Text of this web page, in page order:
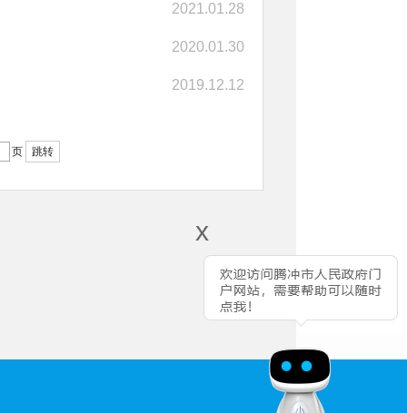
x
2021.01.28
2020.01.30
2019.12.12
页 跳转